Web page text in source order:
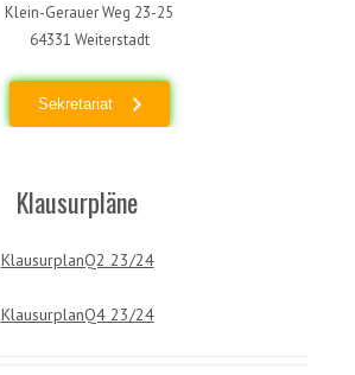
Klein-Gerauer Weg 23-25
64331 Weiterstadt
Sekretariat
Klausurpläne
KlausurplanQ2 23/24
KlausurplanQ4 23/24